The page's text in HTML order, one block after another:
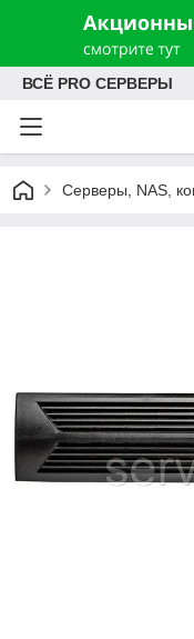
ВСЁ PRO СЕРВЕРЫ
Серверы, NAS,